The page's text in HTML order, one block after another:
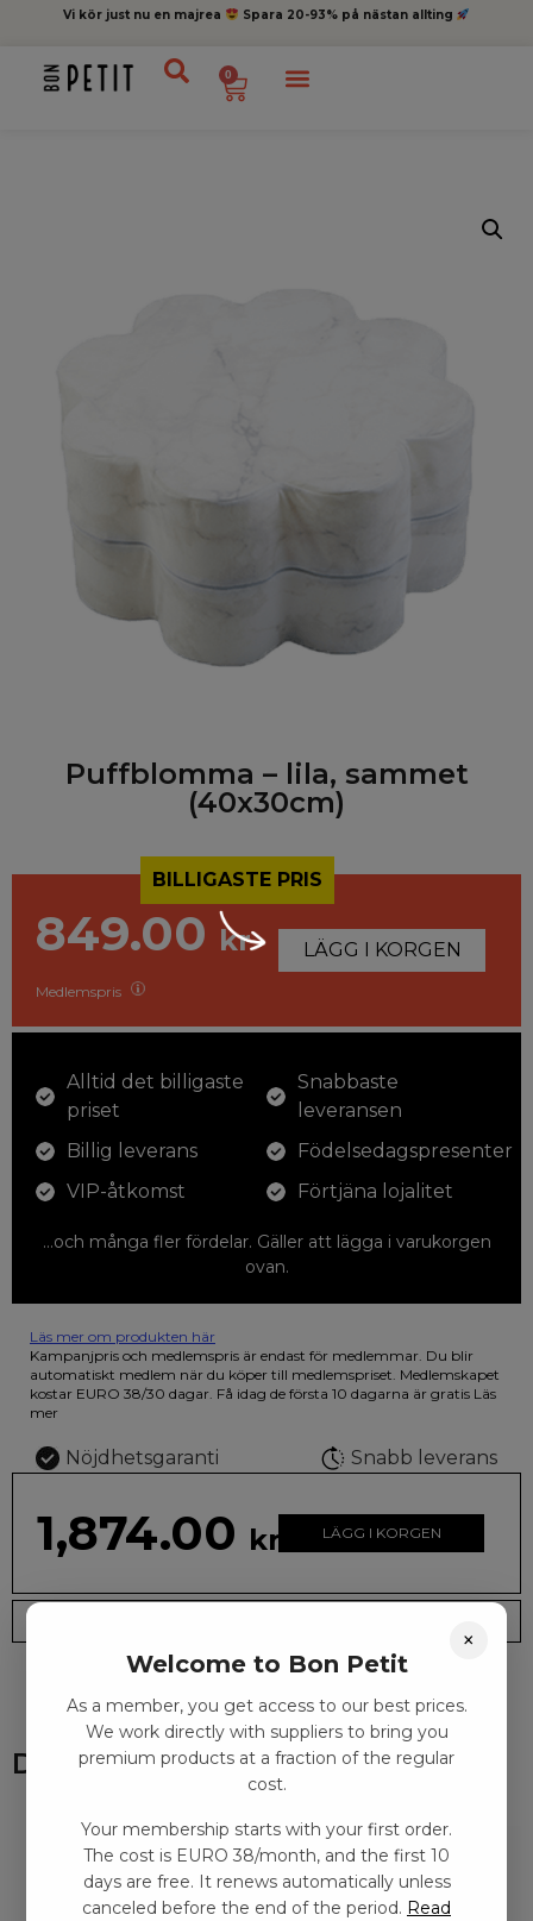
Vi kör just nu en majrea Spara 20-93% på nästan allting
0
Puffblomma – lila, sammet
(40x30cm)
BILLIGASTE PRIS
849.00 kr
Medlemspris
LÄGG I KORGEN
Alltid det billigaste
priset
Billig leverans
VIP-åtkomst
Snabbaste
leveransen
Födelsedagspresenter
Förtjäna lojalitet
...och många fler fördelar. Gäller att lägga i varukorgen
ovan.
Läs mer om produkten här
12 färgpennor som du kan färglägga dina teckningar med. På
illustrationen på den vackra askan finns fjärilar i vilda fluorescerande
färger.
Kampanjpris och medlemspris är endast för medlemmar. Du blir
automatiskt medlem när du köper till medlemspriset. Medlemskapet
kostar EURO 38/30 dagar. Få idag de första 10 dagarna är gratis Läs
mer
Nöjdhetsgaranti Snabb leverans
1,874.00 kr LÄGG I KORGEN
Du kanske också gillar
×
Welcome to Bon Petit
As a member, you get access to our best prices.
We work directly with suppliers to bring you
premium products at a fraction of the regular
cost.
Your membership starts with your first order.
The cost is EURO 38/month, and the first 10
days are free. It renews automatically unless
canceled before the end of the period. Read